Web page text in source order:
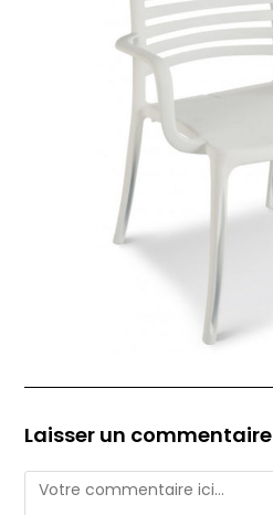
Laisser un commentaire
Comment